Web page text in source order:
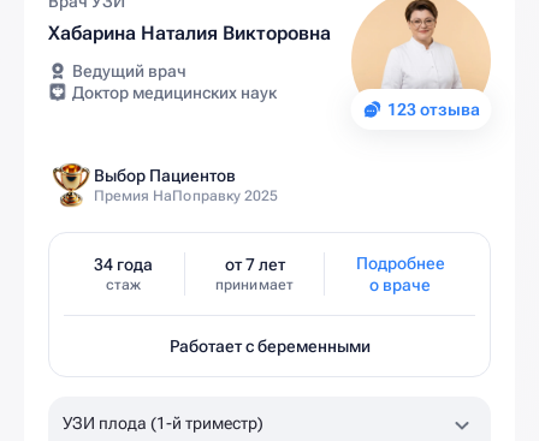
123 отзыва
Хабарина Наталия Викторовна
Ведущий врач
Доктор медицинских наук
Выбор Пациентов
Премия НаПоправку 2025
34 года
стаж
от 7 лет
принимает
Подробнее
о враче
Работает с беременными
УЗИ плода (1-й триместр)